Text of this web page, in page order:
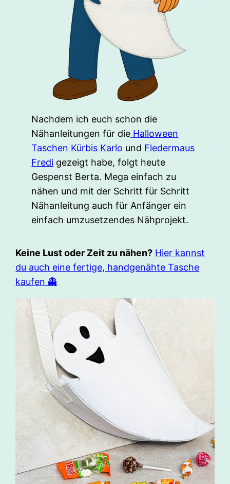
Nachdem ich euch schon die
Nähanleitungen für die Halloween
Taschen Kürbis Karlo und Fledermaus
Fredi gezeigt habe, folgt heute
Gespenst Berta. Mega einfach zu
nähen und mit der Schritt für Schritt
Nähanleitung auch für Anfänger ein
einfach umzusetzendes Nähprojekt.
Keine Lust oder Zeit zu nähen? Hier kannst
du auch eine fertige, handgenähte Tasche
kaufen 👻